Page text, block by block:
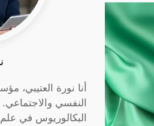
أنا نورة العتيبي،
النفسي
البكالوريوس في